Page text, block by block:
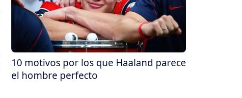
10 motivos por los que Haaland parece
el hombre perfecto